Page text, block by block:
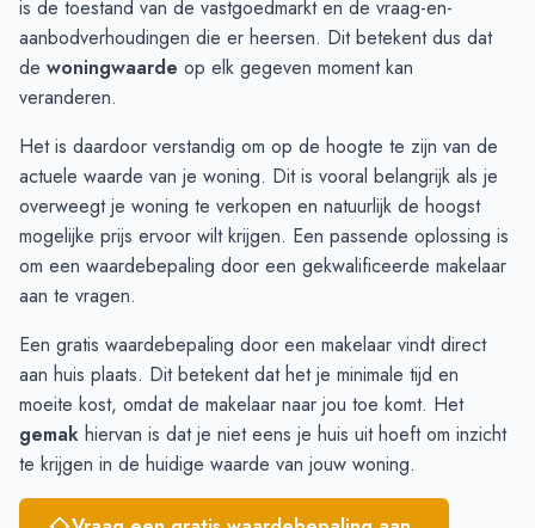
November
€ 425.166
€ 415.000
December
€ 459.650
Januari
€ 488.555
€ 448.185
Maart
€ 640.000
€ 500.459
April
€ 702.666
€ 401.084
Mei
€ 578.066
€ 308.750
Juni
€ 511.333 € 392.611
is de toestand van de vastgoedmarkt en de vraag-en-
aanbodverhoudingen die er heersen. Dit betekent dus dat
de woningwaarde op elk gegeven moment kan
veranderen.
Het is daardoor verstandig om op de hoogte te zijn van de
actuele waarde van je woning. Dit is vooral belangrijk als je
overweegt je woning te verkopen en natuurlijk de hoogst
mogelijke prijs ervoor wilt krijgen. Een passende oplossing is
om een waardebepaling door een gekwalificeerde makelaar
aan te vragen.
Een gratis waardebepaling door een makelaar vindt direct
aan huis plaats. Dit betekent dat het je minimale tijd en
moeite kost, omdat de makelaar naar jou toe komt. Het
gemak hiervan is dat je niet eens je huis uit hoeft om inzicht
te krijgen in de huidige waarde van jouw woning.